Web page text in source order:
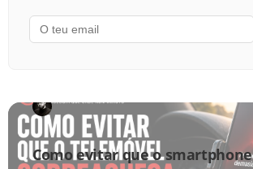
Como evitar que o smartphone